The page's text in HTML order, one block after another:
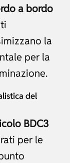
a bordo
la
per la
del
BDC3
per le